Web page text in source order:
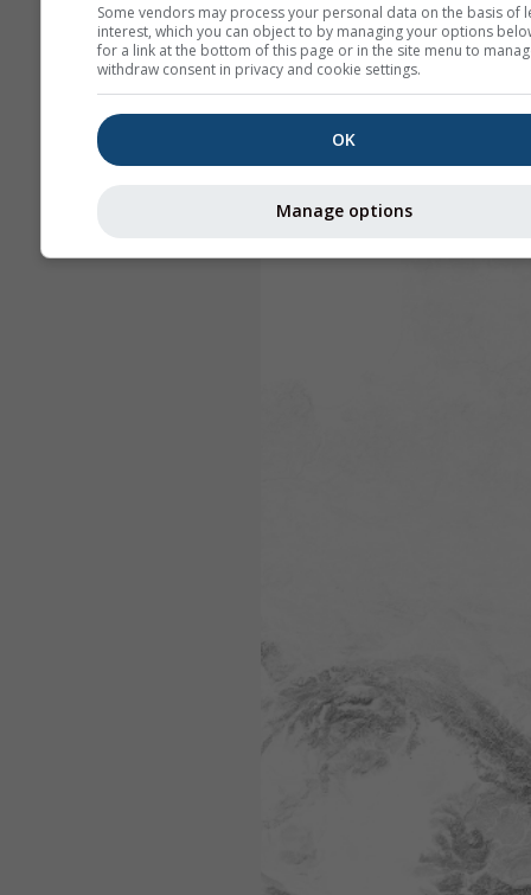
Some vendors may process your personal data on the basis of
interest, which you can object to by managing your options
for a link at the bottom of this page or in the site menu to
withdraw consent in privacy and cookie settings.
OK
Manage options